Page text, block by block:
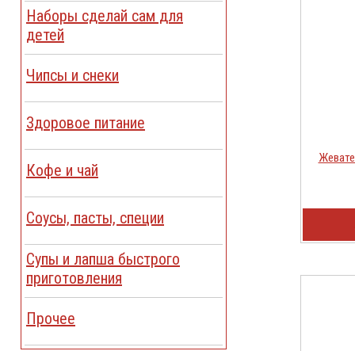
Наборы сделай сам для
детей
Чипсы и снеки
Здоровое питание
Кофе и чай
Соусы, пасты, специи
Cупы и лапша быстрого
приготовления
Прочее